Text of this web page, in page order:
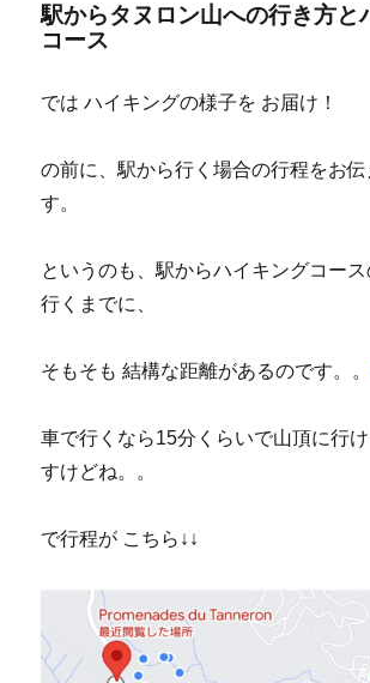
駅からタヌロン山への行き方と
コース
では ハイキングの様子を お届け！
の前に、駅から行く場合の行程をお伝
す。
というのも、駅からハイキングコー
行くまでに、
そもそも 結構な距離があるのです。。
車で行くなら15分くらいで山頂に行
すけどね。。
で行程が こちら↓↓